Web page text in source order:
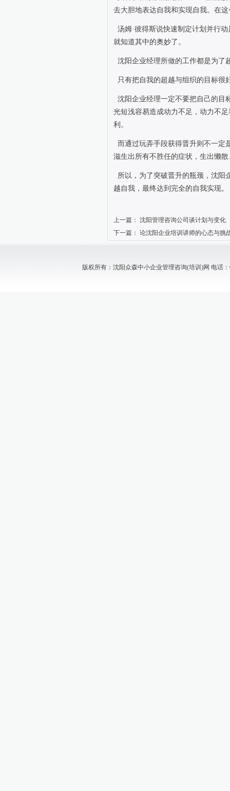
去大胆地表达自我和实现自我。在
汤姆·彼得斯说快速制定计划并行
就知道其中的奥妙了。
沈阳企业经理所做的工作都是为了
只有把自我的超越与组织的目标很
沈阳企业经理一定不要把自己的目
光短浅容易造成动力不足，动力不
利。
而通过玩弄手段获得晋升则不一定
滋生出所有不胜任的症状，生出懒
所以，为了突破晋升的瓶颈，沈阳
越自我，最终达到完全的自我实现。
上一篇： 沈阳管理咨询公司谈计划与变化
下一篇： 论沈阳企业培训讲师的心态与挑
版权所有：沈阳众森中小企业管理咨询(培训)网 电话：